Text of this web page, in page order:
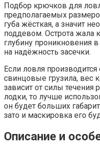
Подбор крючков для
предполагаемых
губа жёсткая, а значит
поддевом. Острота жала
глубину проникновения
на надёжность засечки.
Если ловля производится
свинцовые грузила, вес
зависит от силы течения
лодки, то лучше
он будет больших
зато и маскировка его
Описание и